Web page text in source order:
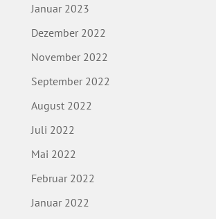
Januar 2023
Dezember 2022
November 2022
September 2022
August 2022
Juli 2022
Mai 2022
Februar 2022
Januar 2022